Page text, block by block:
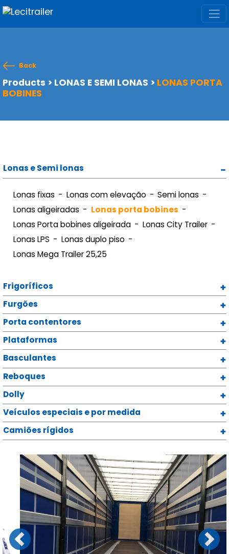
Back
Products > LONAS E SEMI LONAS > LONAS PORTA
BOBINES
Lonas e Semi lonas
Lonas fixas Lonas com elevação
Semi lonas
Lonas aligeiradas
Lonas porta bobines
Lonas Porta bobines aligeirada
Lonas City Trailer
Lonas LPS
Lonas duplo piso
Lonas Mega Trailer 25,25
Frigoríficos
Furgões
Porta contentores
Plataformas
Basculantes
Reboques
Dolly
Veículos especiais e por medida
Camiões rígidos
Previous Next